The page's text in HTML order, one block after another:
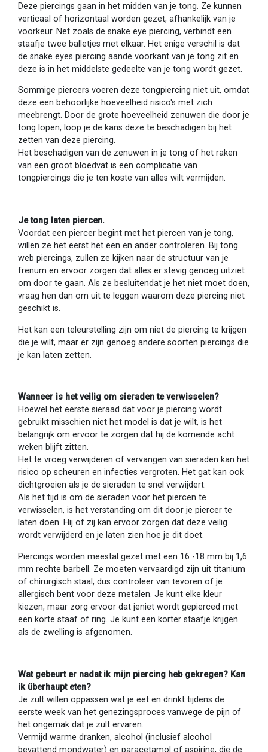
Deze piercings gaan in het midden van je tong. Ze kunnen
verticaal of horizontaal worden gezet, afhankelijk van je
voorkeur. Net zoals de snake eye piercing, verbindt een
staafje twee balletjes met elkaar. Het enige verschil is dat
de snake eyes piercing aande voorkant van je tong zit en
deze is in het middelste gedeelte van je tong wordt gezet.
Sommige piercers voeren deze tongpiercing niet uit, omdat
deze een behoorlijke hoeveelheid risico's met zich
meebrengt. Door de grote hoeveelheid zenuwen die door je
tong lopen, loop je de kans deze te beschadigen bij het
zetten van deze piercing.
Het beschadigen van de zenuwen in je tong of het raken
van een groot bloedvat is een complicatie van
tongpiercings die je ten koste van alles wilt vermijden.
Je tong laten piercen.
Voordat een piercer begint met het piercen van je tong,
willen ze het eerst het een en ander controleren. Bij tong
web piercings, zullen ze kijken naar de structuur van je
frenum en ervoor zorgen dat alles er stevig genoeg uitziet
om door te gaan. Als ze besluitendat je het niet moet doen,
vraag hen dan om uit te leggen waarom deze piercing niet
geschikt is.
Het kan een teleurstelling zijn om niet de piercing te krijgen
die je wilt, maar er zijn genoeg andere soorten piercings die
je kan laten zetten.
Wanneer is het veilig om sieraden te verwisselen?
Hoewel het eerste sieraad dat voor je piercing wordt
gebruikt misschien niet het model is dat je wilt, is het
belangrijk om ervoor te zorgen dat hij de komende acht
weken blijft zitten.
Het te vroeg verwijderen of vervangen van sieraden kan het
risico op scheuren en infecties vergroten. Het gat kan ook
dichtgroeien als je de sieraden te snel verwijdert.
Als het tijd is om de sieraden voor het piercen te
verwisselen, is het verstanding om dit door je piercer te
laten doen. Hij of zij kan ervoor zorgen dat deze veilig
wordt verwijderd en je laten zien hoe je dit doet.
Piercings worden meestal gezet met een 16 -18 mm bij 1,6
mm rechte barbell. Ze moeten vervaardigd zijn uit titanium
of chirurgisch staal, dus controleer van tevoren of je
allergisch bent voor deze metalen. Je kunt elke kleur
kiezen, maar zorg ervoor dat jeniet wordt gepierced met
een korte staaf of ring. Je kunt een korter staafje krijgen
als de zwelling is afgenomen.
Wat gebeurt er nadat ik mijn piercing heb gekregen? Kan
ik überhaupt eten?
Je zult willen oppassen wat je eet en drinkt tijdens de
eerste week van het genezingsproces vanwege de pijn of
het ongemak dat je zult ervaren.
Vermijd warme dranken, alcohol (inclusief alcohol
bevattend mondwater) en paracetamol of aspirine, die de